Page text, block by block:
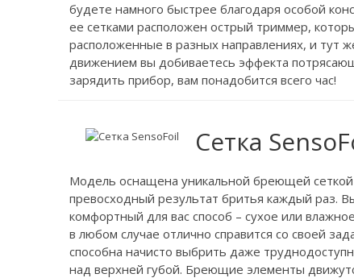
будете намного быстрее благодаря особой
ее сетками расположен острый триммер,
расположенные в разных направлениях, и тут
движением вы добиваетесь эффекта
зарядить прибор, вам понадобится всего час!
Сетка
Модель оснащена уникальной бреющей сеткой
превосходный результат бритья каждый раз.
комфортный для вас способ – сухое или
в любом случае отлично справится со своей
способна начисто выбрить даже
над верхней губой. Бреющие элементы